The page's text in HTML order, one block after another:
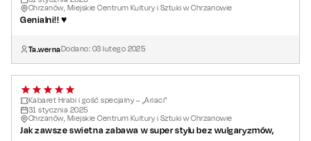
Chrzanów, Miejskie Centrum Kultury i Sztuki w Chrzanowie
Genialni!! ♥
Ta.wernaDodano: 03 lutego 2025
Kabaret Hrabi i gość specjalny – „Ariaci”
31 stycznia 2025
Chrzanów, Miejskie Centrum Kultury i Sztuki w Chrzanowie
Jak zawsze swietna zabawa w super stylu bez wulgaryzmów,